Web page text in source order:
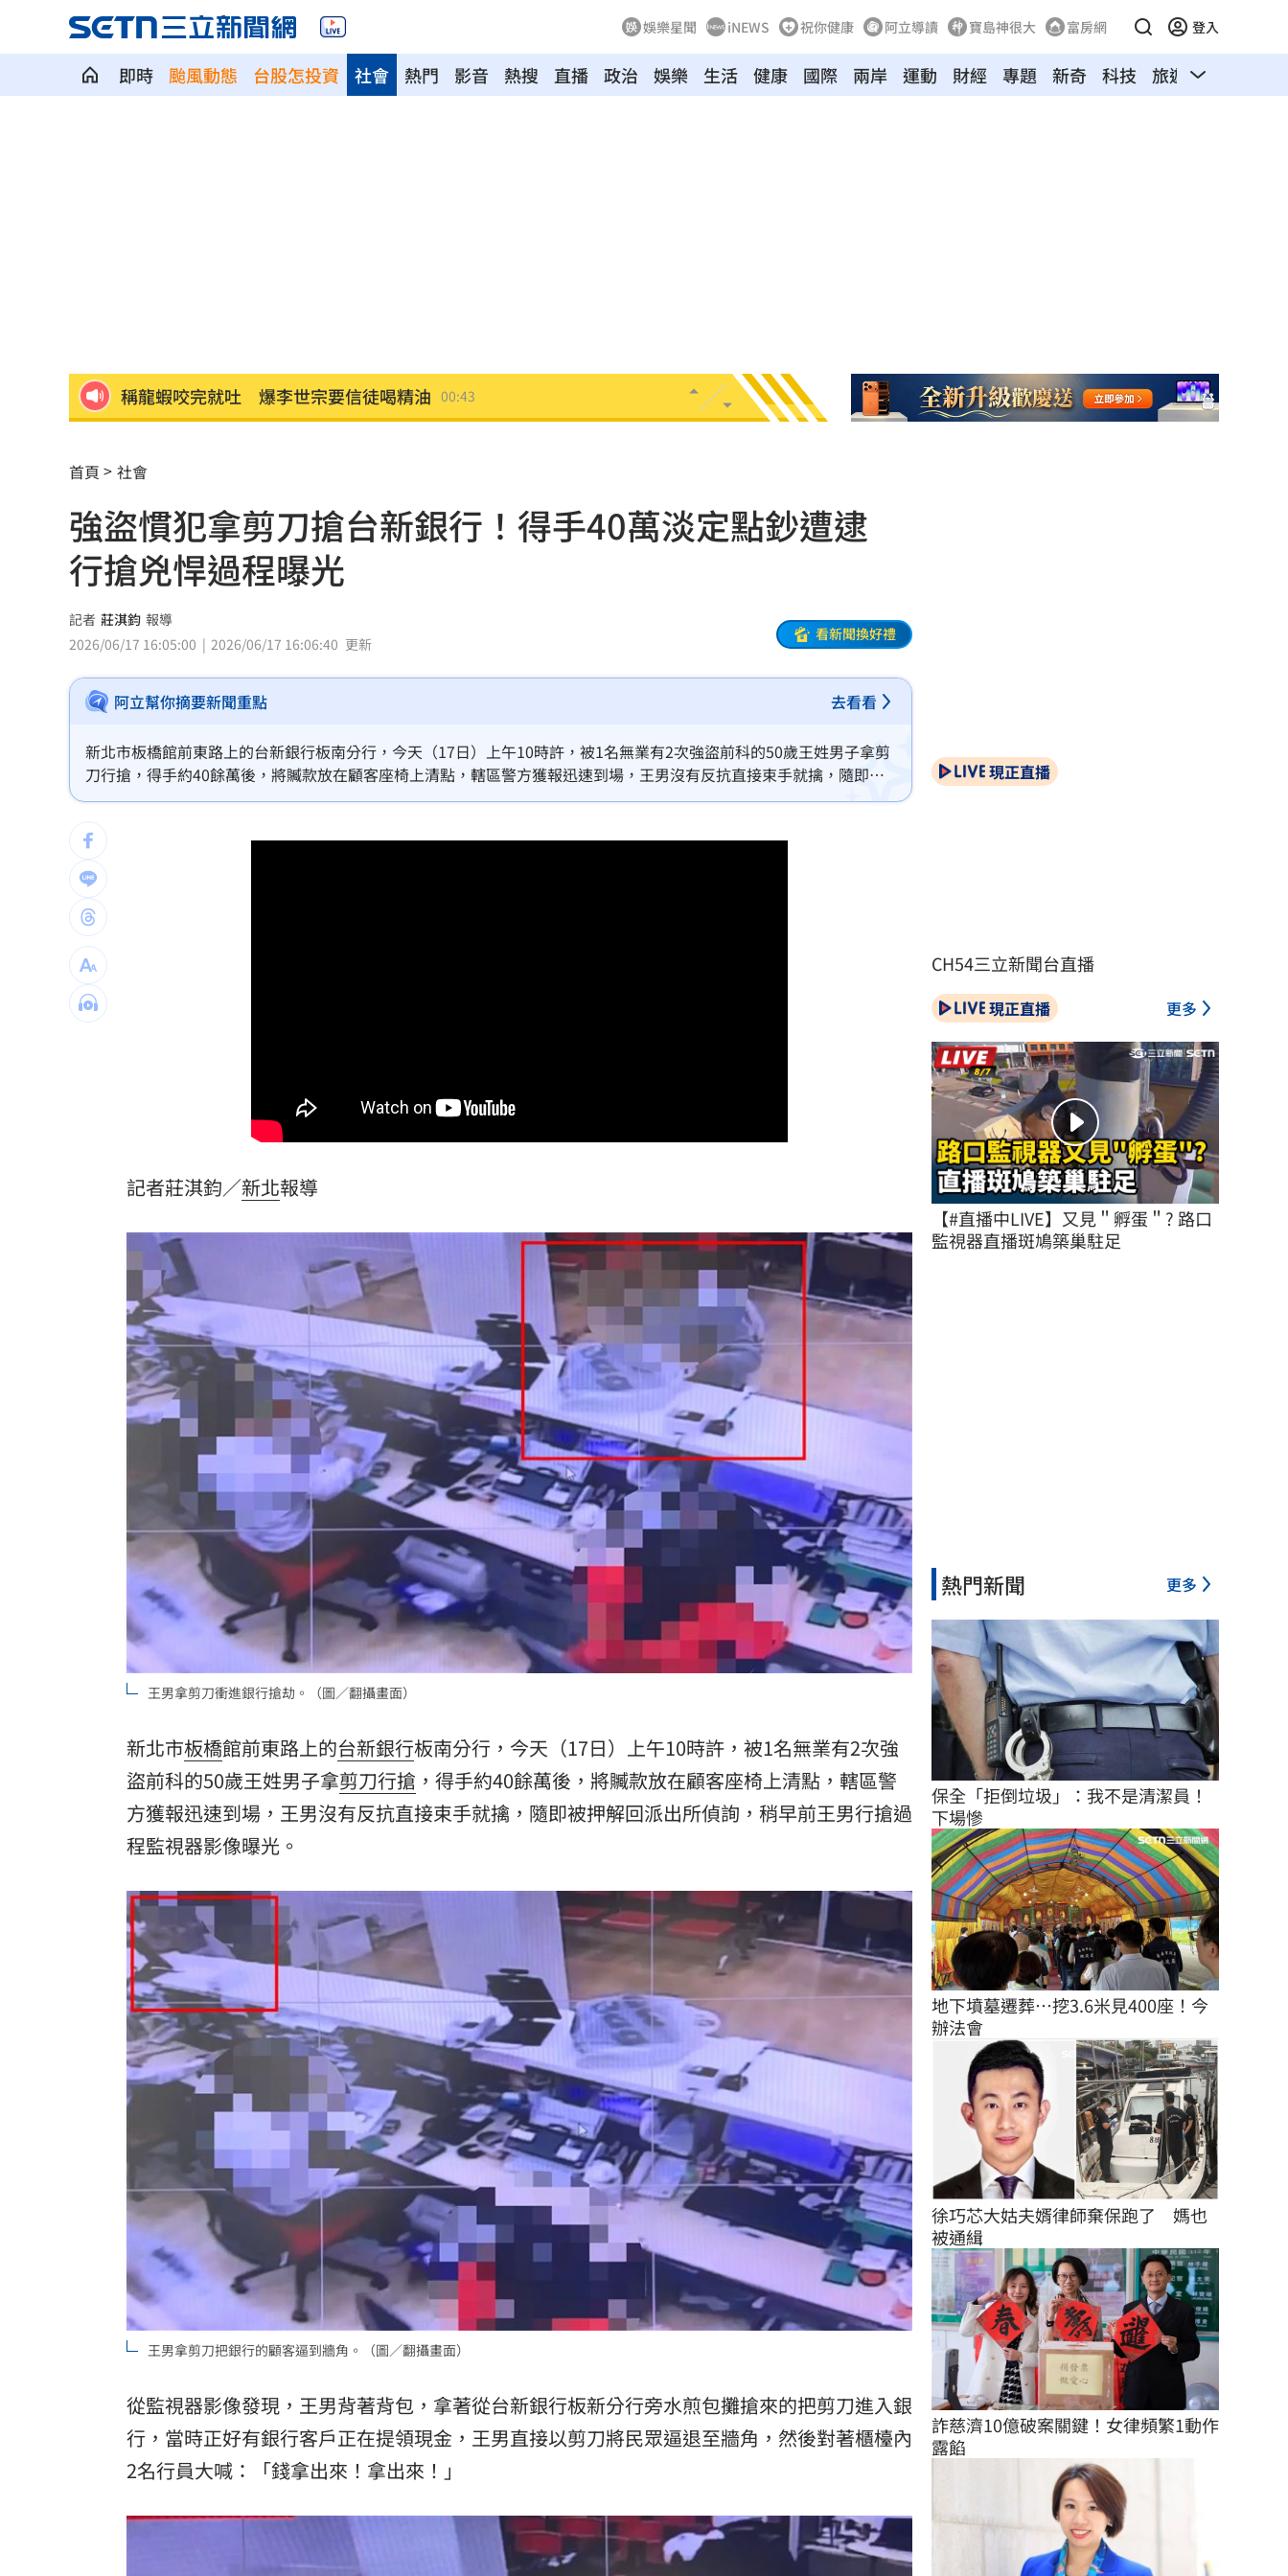
娛樂星聞 iNEWS 祝你健康 阿立導讀 寶島神很大 富房網 登入
即時 颱風動態 台股怎投資 熱門 影音 熱搜 直播 政治
社會 娛樂 生活 健康 國際 兩岸 運動 財經 專題 新奇 科技 旅遊 汽車
稱龍蝦咬完就吐 爆李世宗要信徒喝精油 00:43
一張百萬太貴！他公開高價股買法：賺30萬
獨／海外遊學增強外語 台人夯英、美、加 00:31
長尾獼猴失控狂襲居民！官方追查異常原因
伊波拉失控！專家憂病毒恐已突變
飲料空盒找嘸地方丟 騎車咬著遭攔查槓警
63歲章小蕙吐露心聲：後悔當年嫁給鍾鎮濤
白海豚颱風擺盪逼近！雨到「這時」才趨緩 00:19
每股配12.8元的它 Ｑ2營收曝光 00:00
疊單計薪遭控違法 UberEats都說了 23:33
台灣彩券開獎直播中 20:31
LIVE三立+24小時直播 15:27
三立iNEWS新聞台線上直播 18:00
商場戰國來臨 台中「頂奢大道」逐漸成形
台彩父親節推新刮刮樂千萬頭獎超「爸」氣 12:00
「拍片人的多重宇宙」職涯論壇9/12登場！ 10:30
8國球員齊聚高雄 Formosa 7s掀足球熱潮 10:00
理想混蛋號召粉絲跨海追星吃美食！ 18:15
首頁 社會
強盜慣犯拿剪刀搶台新銀行！得手40萬淡定點鈔遭逮
行搶兇悍過程曝光
記者 莊淇鈞 報導
2026/06/17 16:05:00
2026/06/17 16:06:40 更新
看新聞換好禮
阿立幫你摘要新聞重點 去看看
新北市板橋館前東路上的台新銀行板南分行，今天（17日）上午10時許，被1名無業有2次強盜前科的50歲王姓男子拿剪
刀行搶，得手約40餘萬後，將贓款放在顧客座椅上清點，轄區警方獲報迅速到場，王男沒有反抗直接束手就擒，隨即被
押解回派出所偵詢，稍早前王男行搶過程監視器影像曝光。
記者莊淇鈞／新北報導
王男拿剪刀衝進銀行搶劫。（圖／翻攝畫面）
新北市板橋館前東路上的台新銀行板南分行，今天（17日）上午10時許，被1名無業有2次強
盜前科的50歲王姓男子拿剪刀行搶 ，得手約40餘萬後，將贓款放在顧客座椅上清點，轄區警
方獲報迅速到場，王男沒有反抗直接束手就擒，隨即被押解回派出所偵詢，稍早前王男行搶過
程監視器影像曝光。
王男拿剪刀把銀行的顧客逼到牆角。（圖／翻攝畫面）
從監視器影像發現，王男背著背包，拿著從台新銀行板新分行旁水煎包攤搶來的把剪刀進入銀
行，當時正好有銀行客戶正在提領現金，王男直接以剪刀將民眾逼退至牆角，然後對著櫃檯內
2名行員大喊：「錢拿出來！拿出來！」
現正直播
CH54三立新聞台直播
現正直播 更多
【#直播中LIVE】又見＂孵蛋＂? 路口
監視器直播斑鳩築巢駐足
熱門新聞 更多
保全「拒倒垃圾」：我不是清潔員！
下場慘
地下墳墓遷葬…挖3.6米見400座！今
辦法會
徐巧芯大姑夫婿律師棄保跑了　媽也
被通緝
詐慈濟10億破案關鍵！女律頻繁1動作
露餡